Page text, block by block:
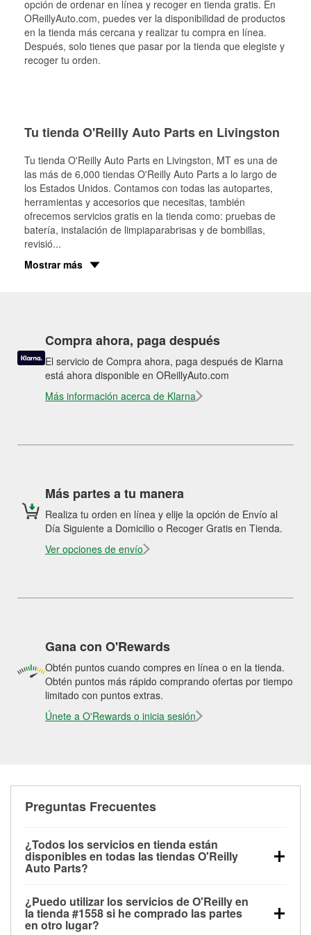
opción de ordenar en línea y recoger en tienda gratis. En
OReillyAuto.com, puedes ver la disponibilidad de productos
en la tienda más cercana y realizar tu compra en línea.
Después, solo tienes que pasar por la tienda que elegiste y
recoger tu orden.
Tu tienda O'Reilly Auto Parts en Livingston
Tu tienda O'Reilly Auto Parts en Livingston, MT es una de
las más de 6,000 tiendas O'Reilly Auto Parts a lo largo de
los Estados Unidos. Contamos con todas las autopartes,
herramientas y accesorios que necesitas, también
ofrecemos servicios gratis en la tienda como: pruebas de
batería, instalación de limpiaparabrisas y de bombillas,
revisió...
Mostrar más
Compra ahora, paga después
El servicio de Compra ahora, paga después de Klarna
está ahora disponible en OReillyAuto.com
Más información acerca de Klarna
Más partes a tu manera
Realiza tu orden en línea y elije la opción de Envío al
Día Siguiente a Domicilio o Recoger Gratis en Tienda.
Ver opciones de envío
Gana con O'Rewards
Obtén puntos cuando compres en línea o en la tienda.
Obtén puntos más rápido comprando ofertas por tiempo
limitado con puntos extras.
Únete a O'Rewards o inicia sesión
Preguntas Frecuentes
¿Todos los servicios en tienda están
disponibles en todas las tiendas O'Reilly
Auto Parts?
las pruebas de batería, pruebas de alternador y
motor de arranque, revisión de la luz “Check Engine”
¿Puedo utilizar los servicios de O'Reilly en
la tienda #1558 si he comprado las partes
en otro lugar?